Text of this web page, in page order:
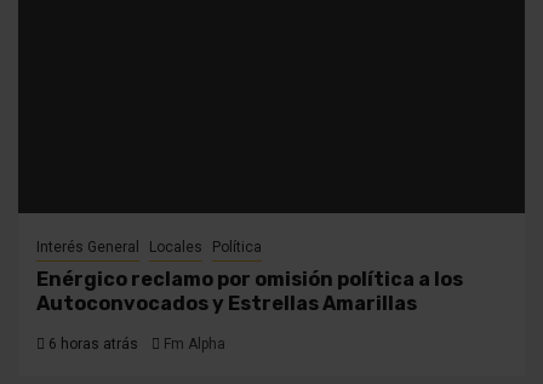
Interés General Locales Política
Enérgico reclamo por omisión política a los
Autoconvocados y Estrellas Amarillas
6 horas atrás Fm Alpha